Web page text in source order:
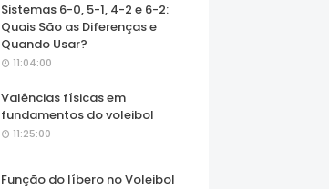
Sistemas 6-0, 5-1, 4-2 e 6-2:
Quais São as Diferenças e
Quando Usar?
11:04:00
Valências físicas em
fundamentos do voleibol
11:25:00
Função do líbero no Voleibol